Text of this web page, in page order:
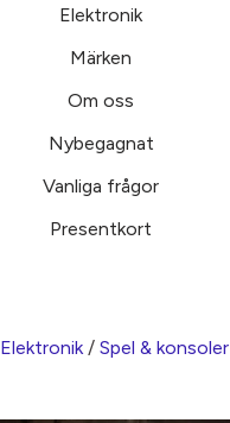
Elektronik
Märken
Om oss
Nybegagnat
Vanliga frågor
Presentkort
Elektronik/ Spel & konsoler